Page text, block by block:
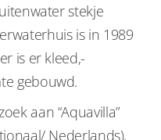
stekje
is in 1989
is er kleed,-
gebouwd.
aan “Aquavilla”
Nederlands),